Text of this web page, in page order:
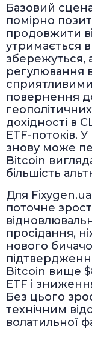
Базовий
помірно
продовжити
утримається
збережуться,
регулювання
повернення
дохідності в
ETF-потоків.
знову може
Bitcoin
більшість
Для
поточне
просідання,
нового
Bitcoin вище
ETF і
Без цього
технічним
волатильної